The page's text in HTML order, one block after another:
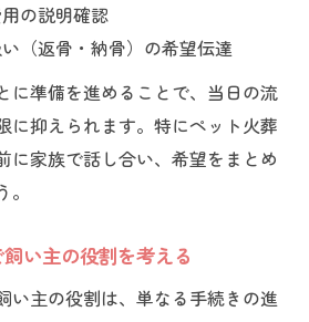
の説明確認
（返骨・納骨）の希望伝達
に準備を進めることで、当日の流
に抑えられます。特にペット火葬
に家族で話し合い、希望をまとめ
い主の役割を考える
い主の役割は、単なる手続きの進